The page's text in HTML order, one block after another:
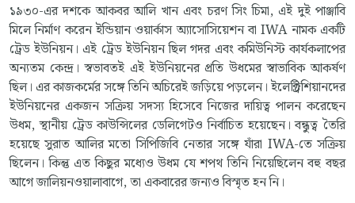
১৯৩০-এর দশকে আকবর আলি খান এবং চরণ সিং চিমা, এই দুই পাঞ্জাবি
মিলে নির্মাণ করেন ইন্ডিয়ান ওয়ার্কাস অ্যাসোসিয়েশন বা IWA নামক একটি
ট্রেড ইউনিয়ন। এই ট্রেড ইউনিয়ন ছিল গদর এবং কমিউনিস্ট কার্যকলাপের
অন্যতম কেন্দ্র। স্বভাবতই এই ইউনিয়নের প্রতি উধমের স্বাভাবিক আকর্ষণ
ছিল। এর কাজকর্মের সঙ্গে তিনি অচিরেই জড়িয়ে পড়লেন। ইলেক্ট্রিশিয়ানদের
ইউনিয়নের একজন সক্রিয় সদস্য হিসেবে নিজের দায়িত্ব পালন করেছেন
উধম, স্থানীয় ট্রেড কাউন্সিলের ডেলিগেটও নির্বাচিত হয়েছেন। বন্ধুত্ব তৈরি
হয়েছে সুরাত আলির মতো সিপিজিবি নেতার সঙ্গে যাঁরা IWA-তে সক্রিয়
ছিলেন। কিন্তু এত কিছুর মধ্যেও উধম যে শপথ তিনি নিয়েছিলেন বহু বছর
আগে জালিয়নওয়ালাবাগে, তা একবারের জন্যও বিস্মৃত হন নি।